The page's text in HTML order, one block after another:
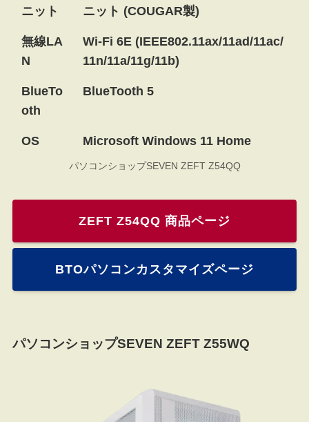
ニット
ニット (COUGAR製)
無線LA
N
Wi-Fi 6E (IEEE802.11ax/11ad/11ac/
11n/11a/11g/11b)
BlueTo
oth
BlueTooth 5
OS Microsoft Windows 11 Home
パソコンショップSEVEN ZEFT Z54QQ
ZEFT Z54QQ 商品ページ
BTOパソコンカスタマイズページ
パソコンショップSEVEN ZEFT Z55WQ